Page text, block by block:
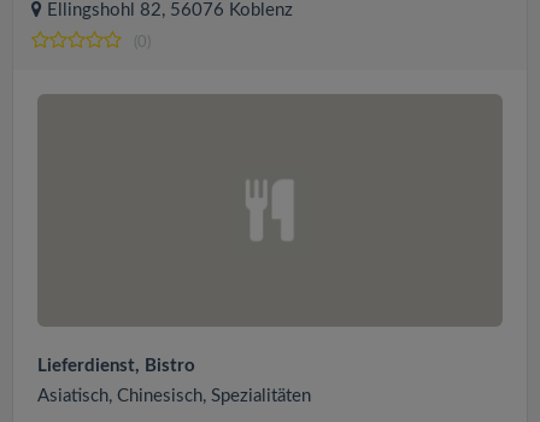
Ellingshohl 82, 56076 Koblenz
(0)
Lieferdienst, Bistro
Asiatisch, Chinesisch, Spezialitäten